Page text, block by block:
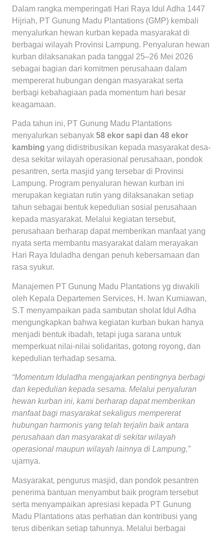
Dalam rangka memperingati Hari Raya Idul Adha 1447
Hijriah, PT Gunung Madu Plantations (GMP) kembali
menyalurkan hewan kurban kepada masyarakat di
berbagai wilayah Provinsi Lampung. Penyaluran hewan
kurban dilaksanakan pada tanggal 25–26 Mei 2026
sebagai bagian dari komitmen perusahaan dalam
mempererat hubungan dengan masyarakat serta
berbagi kebahagiaan pada momentum hari besar
keagamaan.
Pada tahun ini, PT Gunung Madu Plantations
menyalurkan sebanyak 58 ekor sapi dan 48 ekor
kambing yang didistribusikan kepada masyarakat desa-
desa sekitar wilayah operasional perusahaan, pondok
pesantren, serta masjid yang tersebar di Provinsi
Lampung. Program penyaluran hewan kurban ini
merupakan kegiatan rutin yang dilaksanakan setiap
tahun sebagai bentuk kepedulian sosial perusahaan
kepada masyarakat. Melalui kegiatan tersebut,
perusahaan berharap dapat memberikan manfaat yang
nyata serta membantu masyarakat dalam merayakan
Hari Raya Iduladha dengan penuh kebersamaan dan
rasa syukur.
Manajemen PT Gunung Madu Plantations yg diwakili
oleh Kepala Departemen Services, H. Iwan Kurniawan,
S.T menyampaikan pada sambutan sholat Idul Adha
mengungkapkan bahwa kegiatan kurban bukan hanya
menjadi bentuk ibadah, tetapi juga sarana untuk
memperkuat nilai-nilai solidaritas, gotong royong, dan
kepedulian terhadap sesama.
“Momentum Iduladha mengajarkan pentingnya berbagi
dan kepedulian kepada sesama. Melalui penyaluran
hewan kurban ini, kami berharap dapat memberikan
manfaat bagi masyarakat sekaligus mempererat
hubungan harmonis yang telah terjalin baik antara
perusahaan dan masyarakat di sekitar wilayah
operasional maupun wilayah lainnya di Lampung,”
ujarnya.
Masyarakat, pengurus masjid, dan pondok pesantren
penerima bantuan menyambut baik program tersebut
serta menyampaikan apresiasi kepada PT Gunung
Madu Plantations atas perhatian dan kontribusi yang
terus diberikan setiap tahunnya. Melalui berbagai